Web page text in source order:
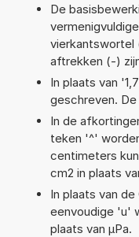
De
vierkantswortel
aftrekken (-)
In plaats van
geschreven.
In de
teken '^'
centimeters
cm2 in plaats
In plaats van
eenvoudige 'u'
plaats van µPa.